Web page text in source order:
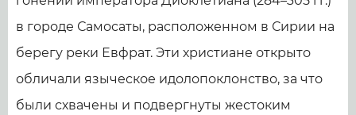
в городе Самосаты, расположенном в Сирии на
берегу реки Евфрат. Эти христиане открыто
обличали языческое идолопоклонство, за что
были схвачены и подвергнуты жестоким